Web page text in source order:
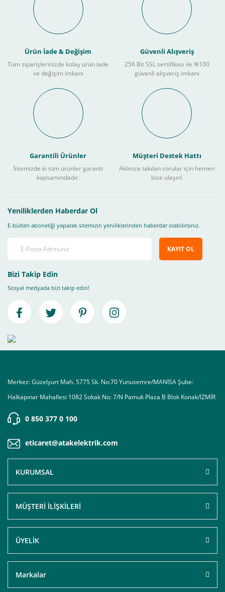
Ürün İade & Değişim
Tüm siparişlerinizde kolay ürün iade
ve değişim imkanı
Güvenli Alışveriş
256 Bit SSL sertifikası ile %100
güvenli alışveriş imkanı
Garantili Ürünler
Sitemizde ki tüm ürünler garanti
kapsamındadır.
Müşteri Destek Hattı
Aklınıza takılan sorular için hemen
bize ulaşın!
Yeniliklerden Haberdar Ol
E-bülten aboneliği yaparak sitemizin yeniliklerinden haberdar olabilirsiniz.
KAYIT OL
Bizi Takip Edin
Sosyal medyada bizi takip edin!
Merkez: Güzelyurt Mah. 5775 Sk. No:70 Yunusemre/MANİSA Şube:
Halkapınar Mahallesi 1082 Sokak No: 7/N Pamuk Plaza B Blok Konak/İZMİR
0 850 377 0 100
eticaret@atakelektrik.com
KURUMSAL
MÜŞTERİ İLİŞKİLERİ
ÜYELİK
Markalar